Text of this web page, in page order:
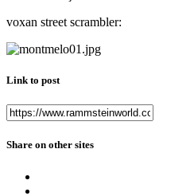
voxan street scrambler:
Link to post
Share on other sites